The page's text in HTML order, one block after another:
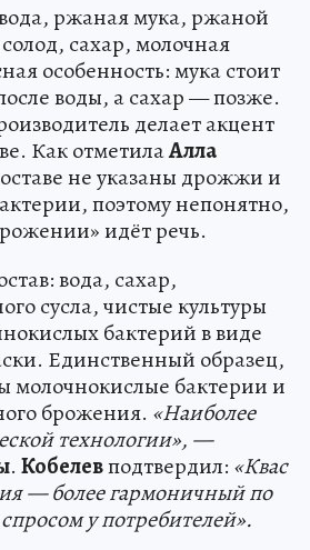
ржаная мука, ржаной
сахар, молочная
особенность: мука стоит
воды, а сахар — позже.
делает акцент
Как отметилаАлла
не указаны дрожжи и
поэтому непонятно,
идёт речь.
вода, сахар,
сусла, чистые культуры
бактерий в виде
Единственный образец,
молочнокислые бактерии и
брожения. «Наиболее
технологии», —
. Кобелевподтвердил: «Квас
— более гармоничный по
у потребителей».